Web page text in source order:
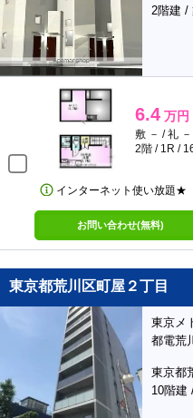
2階建 /
6.4 万円
敷 － / 礼 －
2階 / 1R /
インターネット使い放題★
お問い合わせ(無料)
東京都荒川区町屋２丁目
東京メ
都電荒
東京都
10階建